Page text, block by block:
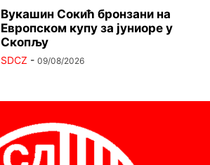
Вукашин Сокић бронзани на
Европском купу за јуниоре у
Скопљу
SDCZ - 09/08/2026